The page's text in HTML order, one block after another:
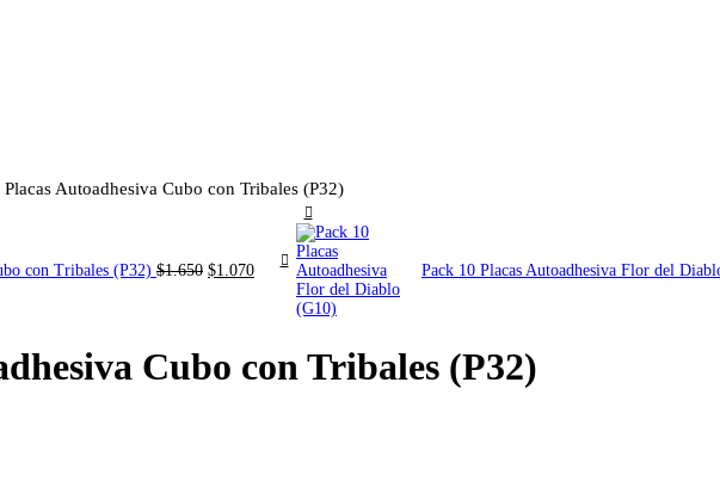
Placas Autoadhesiva Cubo con Tribales (P32)
con Tribales (P32) $1.650 El
$1.070El
Pack 10 Placas Autoadhesiva Flor del
Cubo con Tribales (P32)